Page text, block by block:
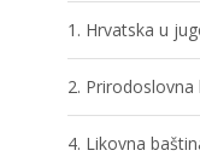
1. Hrvatska u
2.
4. Likovna